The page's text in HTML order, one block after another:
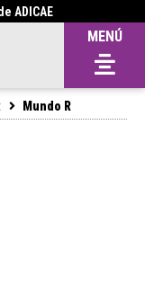
ADICAE
MENÚ
Mundo R